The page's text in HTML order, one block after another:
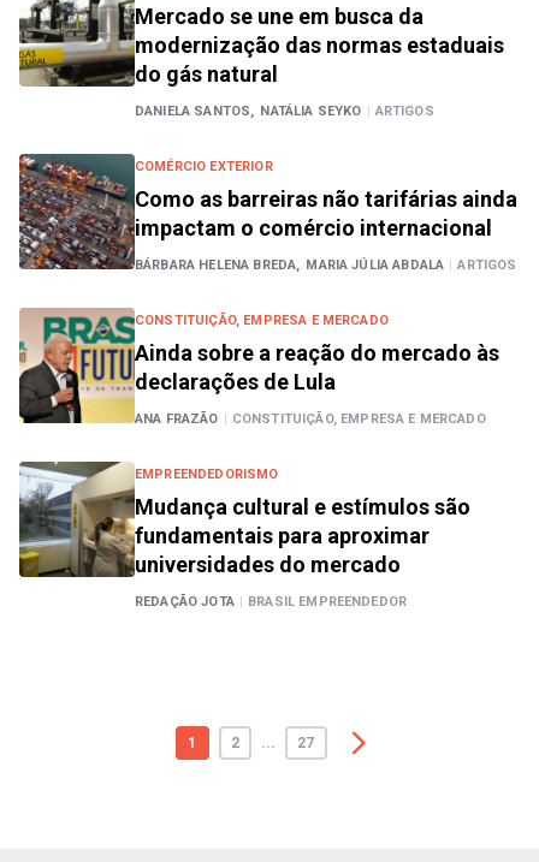
Mercado se une em busca da
modernização das normas estaduais
do gás natural
DANIELA SANTOS, NATÁLIA SEYKO | ARTIGOS
COMÉRCIO EXTERIOR
Como as barreiras não tarifárias ainda
impactam o comércio internacional
BÁRBARA HELENA BREDA, MARIA JÚLIA ABDALA | ARTIGOS
CONSTITUIÇÃO, EMPRESA E MERCADO
Ainda sobre a reação do mercado às
declarações de Lula
ANA FRAZÃO | CONSTITUIÇÃO, EMPRESA E MERCADO
EMPREENDEDORISMO
Mudança cultural e estímulos são
fundamentais para aproximar
universidades do mercado
REDAÇÃO JOTA | BRASIL EMPREENDEDOR
1 2 ... 27